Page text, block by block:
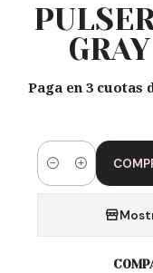
Paga en 3 cuotas
Cantidad